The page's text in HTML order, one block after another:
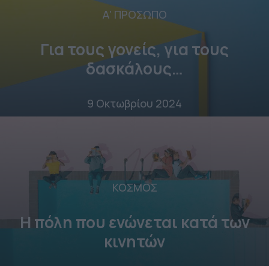
Α' ΠΡΟΣΩΠΟ
Για τους γονείς, για τους
δασκάλους…
9 Οκτωβρίου 2024
ΚΟΣΜΟΣ
Η πόλη που ενώνεται κατά των
κινητών